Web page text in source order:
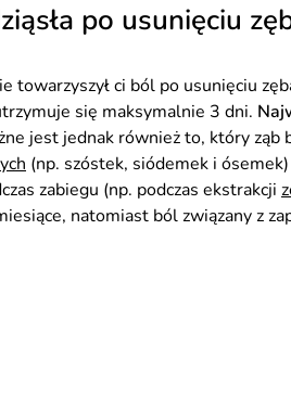
po usunięciu
towarzyszył ci ból po usunięciu
się maksymalnie 3 dni.
jest jednak również to, który ząb
(np. szóstek, siódemek i
zabiegu (np. podczas ekstrakcji
natomiast ból związany z